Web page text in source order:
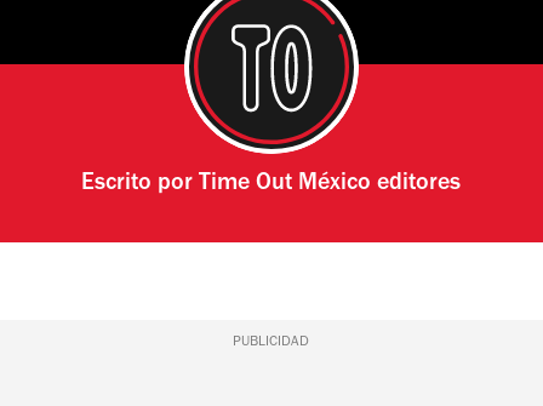
Escrito por Time Out México editores
PUBLICIDAD